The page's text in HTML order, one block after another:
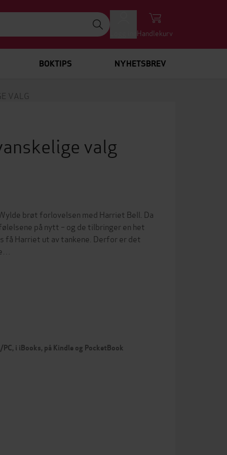
Handlekurv
BOKTIPS NYHETSBREV
VALG
valg
brøt forlovelsen med Harriet Bell. Da
på nytt – og de tilbringer en het
få Harriet ut av tankene. Derfor er det
i iBooks, på Kindle og PocketBook